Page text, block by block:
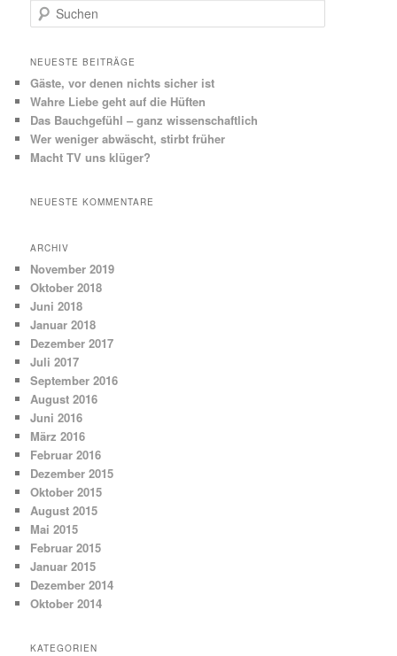
u
h
n
NEUESTE BEITRÄGE
Gäste, vor denen nichts sicher ist
Wahre Liebe geht auf die Hüften
Das Bauchgefühl – ganz wissenschaftlich
Wer weniger abwäscht, stirbt früher
Macht TV uns klüger?
NEUESTE KOMMENTARE
ARCHIV
November 2019
Oktober 2018
Juni 2018
Januar 2018
Dezember 2017
Juli 2017
September 2016
August 2016
Juni 2016
März 2016
Februar 2016
Dezember 2015
Oktober 2015
August 2015
Mai 2015
Februar 2015
Januar 2015
Dezember 2014
Oktober 2014
KATEGORIEN